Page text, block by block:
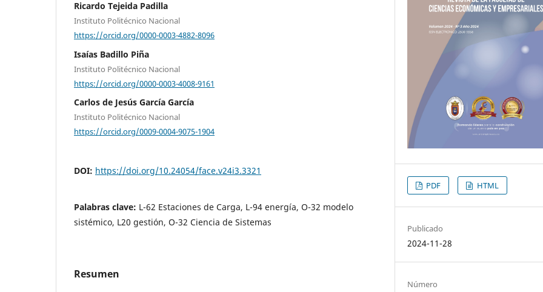
Ricardo Tejeida Padilla
Instituto Politécnico Nacional
https://orcid.org/0000-0003-4882-8096
Isaías Badillo Piña
Instituto Politécnico Nacional
https://orcid.org/0000-0003-4008-9161
Carlos de Jesús García García
Instituto Politécnico Nacional
https://orcid.org/0009-0004-9075-1904
DOI: https://doi.org/10.24054/face.v24i3.3321
Palabras clave: L-62 Estaciones de Carga, L-94 energía, O-32 modelo
sistémico, L20 gestión, O-32 Ciencia de Sistemas
Resumen
PDF HTML
Publicado
2024-11-28
Número